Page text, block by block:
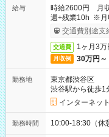
給与
時給2600円 月
週+残業10h ※月
受取りサービス
交通費別途支
交通費 1ヶ月3
月収例 30万円～
勤務地
東京都渋谷区
渋谷駅から徒歩1
インターネッ
勤務時間 10:00-18:30（休